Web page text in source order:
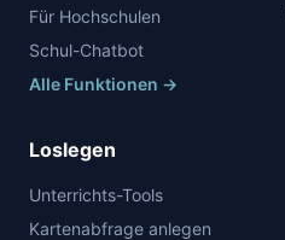
Für Hochschulen
Schul-Chatbot
Alle Funktionen →
Loslegen
Unterrichts-Tools
Kartenabfrage anlegen